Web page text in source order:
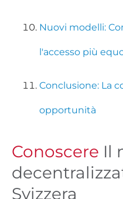
Nuovi modelli:
l'accesso più
Conclusione: La
opportunità
Conoscere Il
Svizzera